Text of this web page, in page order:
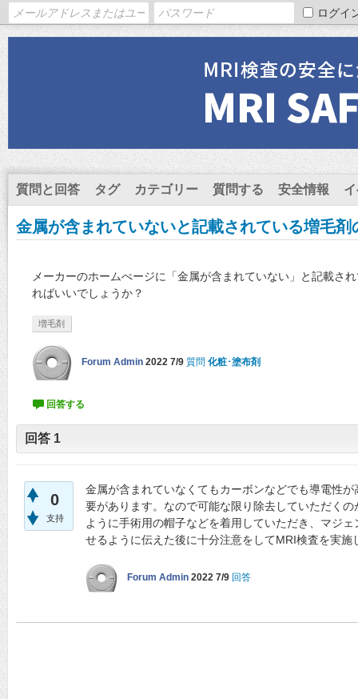
ログイ
質問と回答 タグ カテゴリー 質問する 安全情報
金属が含まれていないと記載されている増毛剤
メーカーのホームぺージに「金属が含まれていない」と記載さ
ればいいでしょうか？
増毛剤
Forum Admin 2022 7/9 質問 化粧･塗布剤
回答 1
0
支持
金属が含まれていなくてもカーボンなどでも導電性
要があります。なので可能な限り除去していただく
ように手術用の帽子などを着用していただき、マジ
せるように伝えた後に十分注意をしてMRI検査を実施
Forum Admin 2022 7/9 回答